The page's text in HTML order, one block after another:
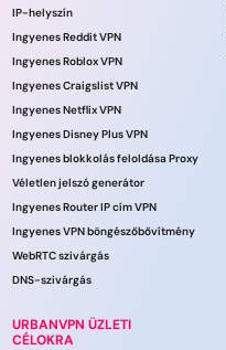
IP-helyszín
Ingyenes Reddit VPN
Ingyenes Roblox VPN
Ingyenes Craigslist VPN
Ingyenes Netflix VPN
Ingyenes Disney Plus VPN
Ingyenes blokkolás feloldása Proxy
Véletlen jelszó generátor
Ingyenes Router IP cím VPN
Ingyenes VPN böngészőbővítmény
WebRTC szivárgás
DNS-szivárgás
URBANVPN ÜZLETI
CÉLOKRA